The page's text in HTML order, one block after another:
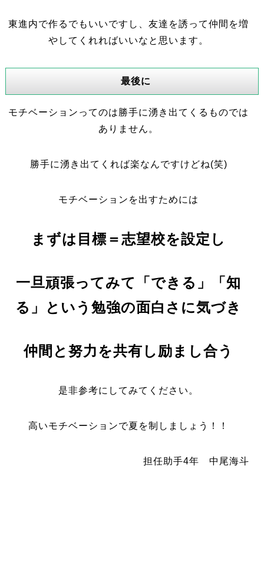
東進内で作るでもいいですし、友達を誘って仲間を増
やしてくれればいいなと思います。
最後に
モチベーションってのは勝手に湧き出てくるものでは
ありません。
勝手に湧き出てくれば楽なんですけどね(笑)
モチベーションを出すためには
まずは目標＝志望校を設定し
一旦頑張ってみて「できる」「知
る」という勉強の面白さに気づき
仲間と努力を共有し励まし合う
是非参考にしてみてください。
高いモチベーションで夏を制しましょう！！
担任助手4年 中尾海斗